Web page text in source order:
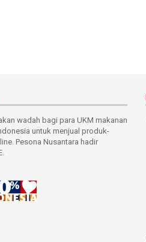
wadah bagi para UKM makanan
untuk menjual produk-
Pesona Nusantara hadir